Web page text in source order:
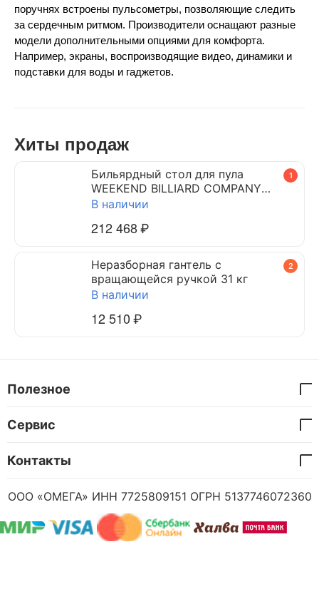
поручнях встроены пульсометры, позволяющие следить
за сердечным ритмом. Производители оснащают разные
модели дополнительными опциями для комфорта.
Например, экраны, воспроизводящие видео, динамики и
подставки для воды и гаджетов.
Хиты продаж
1
Бильярдный стол для пула
WEEKEND BILLIARD COMPANY
DYNAMIC TRIUMPH 7 ф (черный)
В наличии
212 468₽
2
Неразборная гантель c
вращающейся ручкой 31 кг
В наличии
12 510₽
Полезное
Сервис
Контакты
ООО «ОМЕГА» ИНН 7725809151 ОГРН 5137746072360